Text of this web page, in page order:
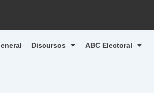
Discursos ABC Electoral